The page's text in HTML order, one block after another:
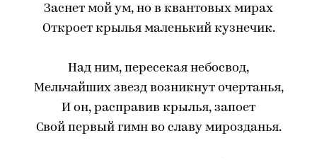
Заснет мой ум, но в квантовых мирах
Откроет крылья маленький кузнечик.
Над ним, пересекая небосвод,
Мельчайших звезд возникнут очертанья,
И он, расправив крылья, запоет
Свой первый гимн во славу мирозданья.